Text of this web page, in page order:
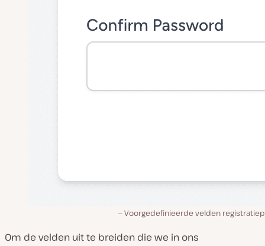
Voorgedefinieerde velden
Om de velden uit te breiden die we in ons